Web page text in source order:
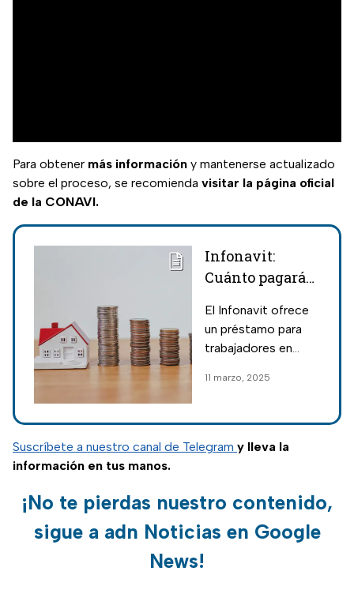
Para obtener más información y mantenerse actualizado
sobre el proceso, se recomienda visitar la página oficial
de la CONAVI.
Infonavit:
Cuánto pagarás
hipotecario de
un millón de
El Infonavit ofrece
un préstamo para
trabajadores en
condiciones para
como un millón de
pesos; el plan de
11 marzo, 2025
Suscríbete a nuestro canal de Telegram y lleva la
información en tus manos.
¡No te pierdas nuestro contenido,
sigue a adn Noticias en Google
News!